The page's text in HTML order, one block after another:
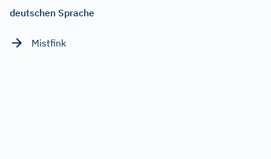
deutschen Sprache
Mistfink